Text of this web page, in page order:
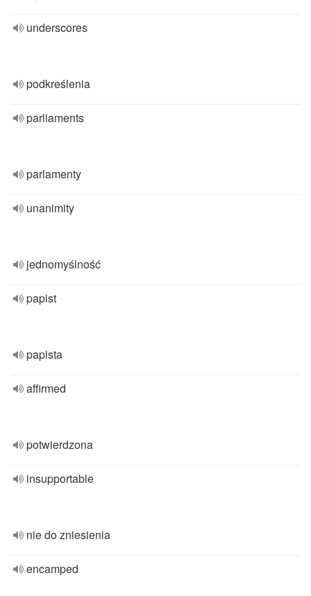
underscores
podkreślenia
parliaments
parlamenty
unanimity
jednomyślność
papist
papista
affirmed
potwierdzona
insupportable
nie do zniesienia
encamped